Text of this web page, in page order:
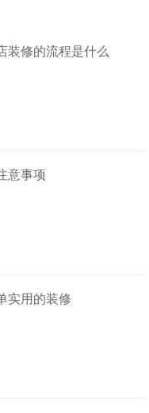
装修的流程是什么
意事项
实用的装修